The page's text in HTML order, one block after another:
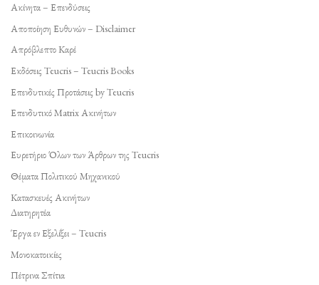
Ακίνητα – Επενδύσεις
Αποποίηση Ευθυνών – Disclaimer
Απρόβλεπτο Καρέ
Εκδόσεις Teucris – Teucris Books
Επενδυτικές Προτάσεις by Teucris
Επενδυτικό Matrix Ακινήτων
Επικοινωνία
Ευρετήριο Όλων των Άρθρων της Teucris
Θέματα Πολιτικού Μηχανικού
Κατασκευές Ακινήτων
Διατηρητέα
Έργα εν Εξελίξει – Teucris
Μονοκατοικίες
Πέτρινα Σπίτια